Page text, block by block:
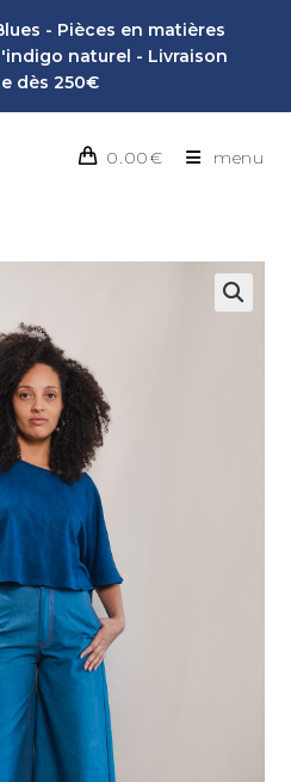
- Pièces en matières
naturel - Livraison
dès 250€
0.00€ menu